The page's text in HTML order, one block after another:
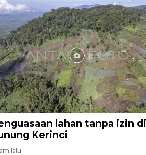
lahan tanpa izin di
Kerinci
lalu